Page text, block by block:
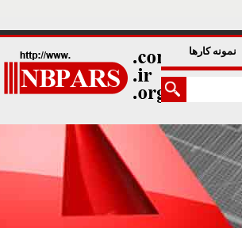
نمونه کارها